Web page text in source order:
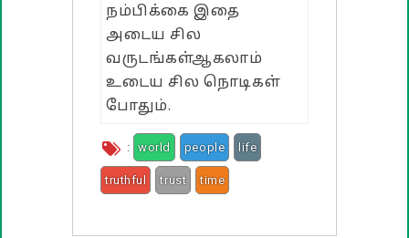
நம்பிக்கை இதை
அடைய சில
வருடங்கள்ஆகலாம்
உடைய சில நொடிகள்
போதும்.
: world people life
truthful trust time